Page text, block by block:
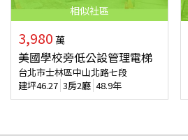
相似社區
3,980 萬
美國學校旁低公設管理電梯
台北市士林區中山北路七段
建坪46.27 3房2廳 48.9年